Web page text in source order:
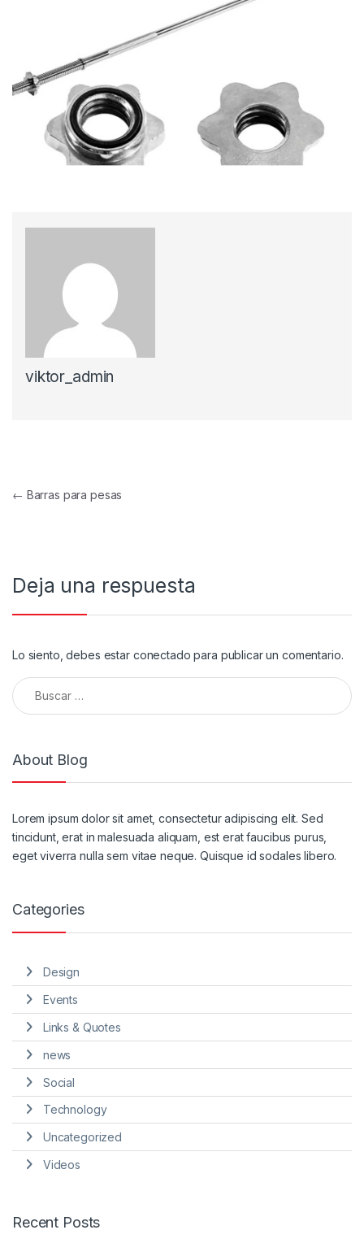
viktor_admin
Navegación de entradas
← Barras para pesas
Deja una respuesta
Lo siento, debes estar conectado para publicar un comentario.
Buscar:
About Blog
Lorem ipsum dolor sit amet, consectetur adipiscing elit. Sed
tincidunt, erat in malesuada aliquam, est erat faucibus purus,
eget viverra nulla sem vitae neque. Quisque id sodales libero.
Categories
Design
Events
Links & Quotes
news
Social
Technology
Uncategorized
Videos
Recent Posts